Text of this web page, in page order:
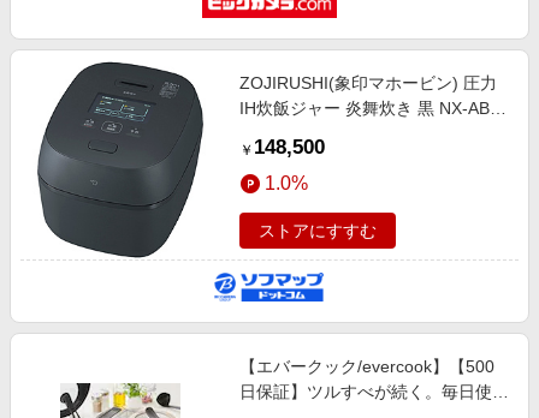
ZOJIRUSHI(象印マホービン) 圧力
IH炊飯ジャー 炎舞炊き 黒 NX-AB10
￥ 148,500
1.0%
ストアにすすむ
【エバークック/evercook】【500
日保証】ツルすべが続く。毎日使い